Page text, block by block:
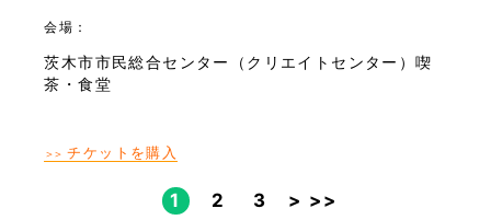
会場：
茨木市市民総合センター（クリエイトセンター）喫
茶・食堂
＞＞ チケットを購入
1 2 3 > >>